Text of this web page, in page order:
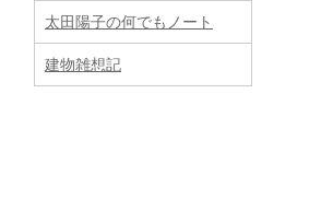
太田陽子の何でもノート
建物雑想記